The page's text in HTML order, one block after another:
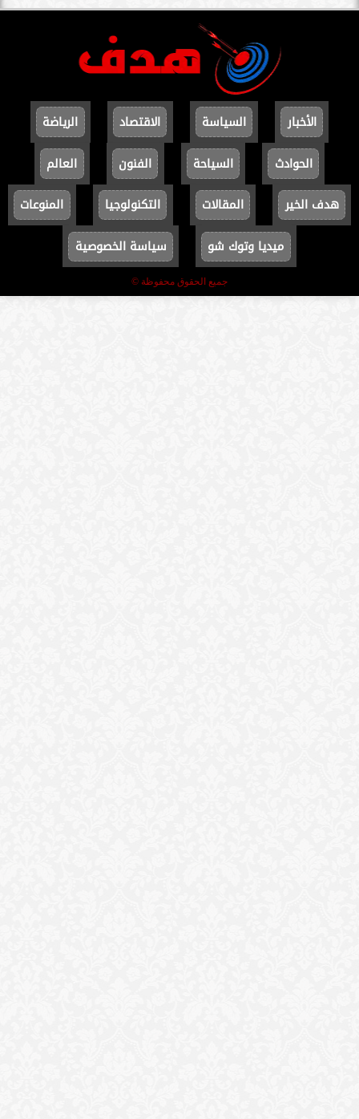
الأخبار السياسة الاقتصاد
الرياضة
الحوادث
السياحة الفنون
العالم
هدف الخير
المقالات التكنولوجيا
المنوعات
ميديا وتوك شو
سياسة الخصوصية
جميع الحقوق محفوظة ©